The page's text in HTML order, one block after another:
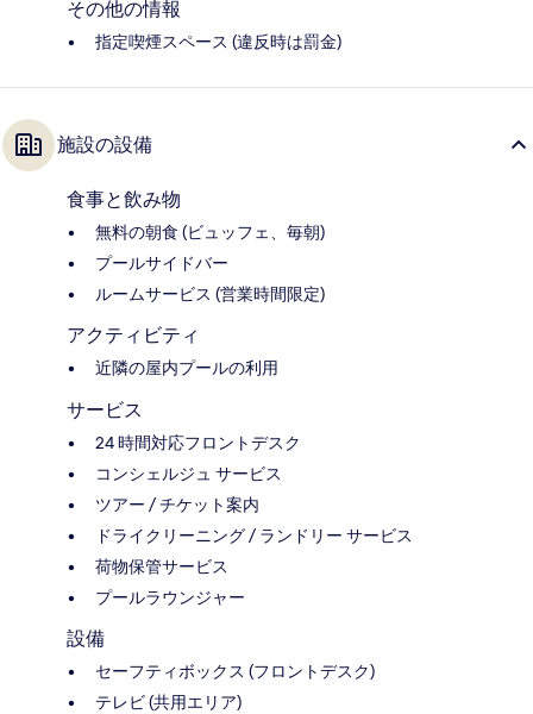
その他の情報
指定喫煙スペース (違反時は罰金)
施設の設備
食事と飲み物
無料の朝食 (ビュッフェ、毎朝)
プールサイドバー
ルームサービス (営業時間限定)
アクティビティ
近隣の屋内プールの利用
サービス
24 時間対応フロントデスク
コンシェルジュ サービス
ツアー / チケット案内
ドライクリーニング / ランドリー サービス
荷物保管サービス
プールラウンジャー
設備
セーフティボックス (フロントデスク)
テレビ (共用エリア)